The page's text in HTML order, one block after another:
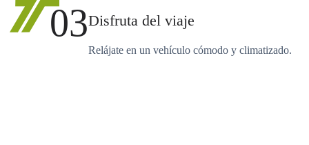
03Disfruta del viaje
Relájate en un vehículo cómodo y climatizado.